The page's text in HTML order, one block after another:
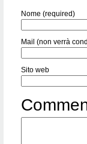
Nome (required)
Mail (non verrà
Sito web